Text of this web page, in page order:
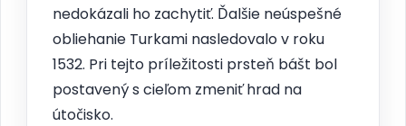
nedokázali ho zachytiť. Ďalšie neúspešné
obliehanie Turkami nasledovalo v roku
1532. Pri tejto príležitosti prsteň bášt bol
postavený s cieľom zmeniť hrad na
útočisko.